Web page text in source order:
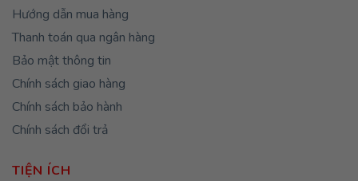
Hướng dẫn mua hàng
Thanh toán qua ngân hàng
Bảo mật thông tin
Chính sách giao hàng
Chính sách bảo hành
Chính sách đổi trả
TIỆN ÍCH